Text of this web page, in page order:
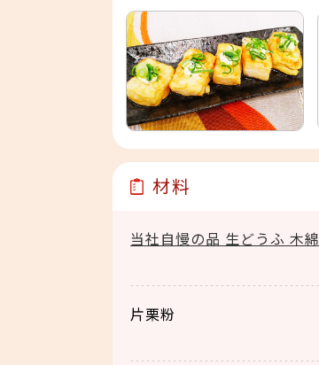
材料
当社自慢の品 生どうふ 木綿
片栗粉